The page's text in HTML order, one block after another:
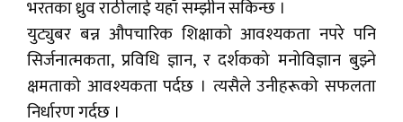
भरतका ध्रुव राठीलाई यहाँ सम्झीन सकिन्छ ।
युट्युबर बन्न औपचारिक शिक्षाको आवश्यकता नपरे पनि
सिर्जनात्मकता, प्रविधि ज्ञान, र दर्शकको मनोविज्ञान बुझ्ने
क्षमताको आवश्यकता पर्दछ । त्यसैले उनीहरूको सफलता
निर्धारण गर्दछ ।